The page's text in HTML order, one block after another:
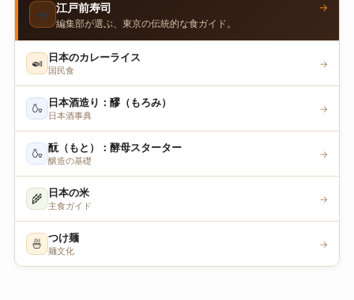
🍣 江戸前寿司
編集部が選ぶ、東京の伝統的な食ガイド。
→
🍛 日本のカレーライス
国民食
→
🍶 日本酒造り：醪（もろみ）
日本酒事典
→
🍶 酛（もと）：酵母スターター
醸造の基礎
→
🌾 日本の米
主食ガイド
→
🍜 つけ麺
麺文化
→